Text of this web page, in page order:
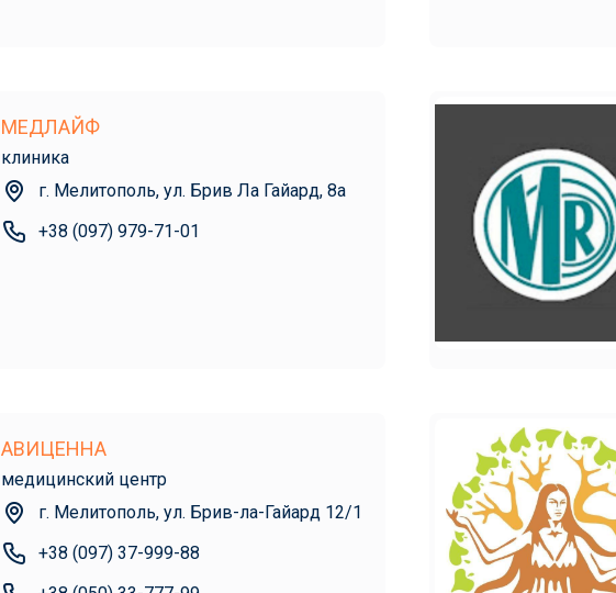
МЕДЛАЙФ
клиника
г. Мелитополь, ул. Брив Ла Гайард, 8а
+38 (097) 979-71-01
АВИЦЕННА
медицинский центр
г. Мелитополь, ул. Брив-ла-Гайард 12/1
+38 (097) 37-999-88